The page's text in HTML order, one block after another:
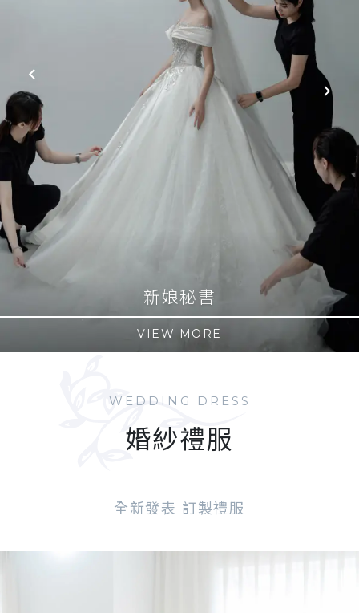
婚紗攝影
VIEW MORE
WEDDING DRESS
婚紗禮服
全新發表 訂製禮服